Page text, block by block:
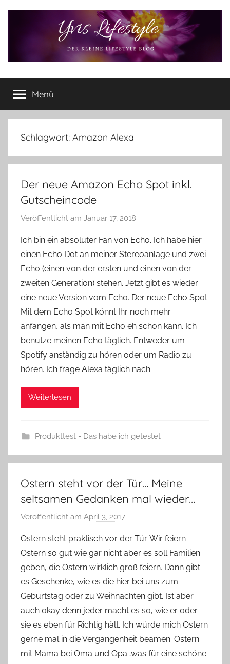
Yvis
Lifestyle
Lifestyle
Blog
–
Lifestyle,
Produkttests
vieles
mehr
Menü
Schlagwort: Amazon Alexa
Der neue Amazon Echo Spot inkl.
Gutscheincode
Veröffentlicht am Januar 17, 2018
n
Y
v
o
n
n
e
Ich bin ein absoluter Fan von Echo. Ich habe hier
einen Echo Dot an meiner Stereoanlage und zwei
Echo (einen von der ersten und einen von der
zweiten Generation) stehen. Jetzt gibt es wieder
eine neue Version vom Echo. Der neue Echo Spot.
Mit dem Echo Spot könnt Ihr noch mehr
anfangen, als man mit Echo eh schon kann. Ich
benutze meinen Echo täglich. Entweder um
Spotify anständig zu hören oder um Radio zu
hören. Ich frage Alexa täglich nach
Weiterlesen
Produkttest - Das habe ich getestet
Ostern steht vor der Tür… Meine
seltsamen Gedanken mal wieder…
Veröffentlicht am April 3, 2017
n
Y
v
o
n
n
e
Ostern steht praktisch vor der Tür. Wir feiern
Ostern so gut wie gar nicht aber es soll Familien
geben, die Ostern wirklich groß feiern. Dann gibt
es Geschenke, wie es die hier bei uns zum
Geburtstag oder zu Weihnachten gibt. Ist aber
auch okay denn jeder macht es so, wie er oder
sie es eben für Richtig hält. Ich würde mich Ostern
gerne mal in die Vergangenheit beamen. Ostern
mit Mama bei Oma und Opa…was für eine schöne